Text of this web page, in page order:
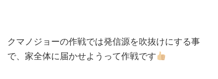
クマノジョーの作戦では発信源を吹抜けにする事
で、家全体に届かせようって作戦です